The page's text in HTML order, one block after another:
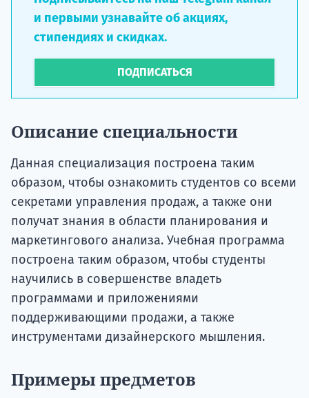
и первыми узнавайте об акциях,
стипендиях и скидках.
ПОДПИСАТЬСЯ
Описание специальности
Данная специализация построена таким
образом, чтобы ознакомить студентов со всеми
секретами управления продаж, а также они
получат знания в области планирования и
маркетингового анализа. Учебная программа
построена таким образом, чтобы студенты
научились в совершенстве владеть
программами и приложениями
поддерживающими продажи, а также
инструментами дизайнерского мышления.
Примеры предметов